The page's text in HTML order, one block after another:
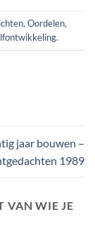
, Oordelen,
.
jaar bouwen –
1989
VAN WIE JE